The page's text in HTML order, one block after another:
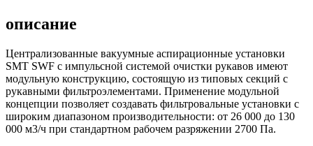
описание
Централизованные вакуумные аспирационные установки
SMT SWF с импульсной системой очистки рукавов имеют
модульную конструкцию, состоящую из типовых секций с
рукавными фильтроэлементами. Применение модульной
концепции позволяет создавать фильтровальные установки с
широким диапазоном производительности: от 26 000 до 130
000 м3/ч при стандартном рабочем разряжении 2700 Па.